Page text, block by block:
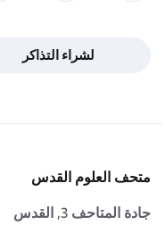
لشراء التذاكر
متحف العلوم القدس
جادة المتاحف 3, القدس